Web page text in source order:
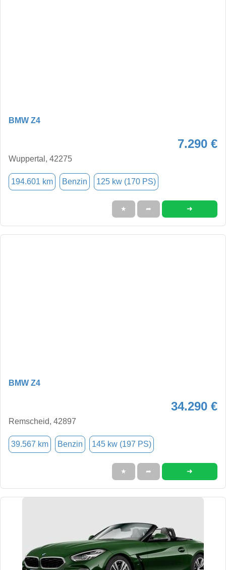
BMW Z4
7.290 €
Wuppertal, 42275
194.601 km Benzin 125 kw (170 PS)
★ ➦ ➜
BMW Z4
34.290 €
Remscheid, 42897
39.567 km Benzin 145 kw (197 PS)
★ ➦ ➜